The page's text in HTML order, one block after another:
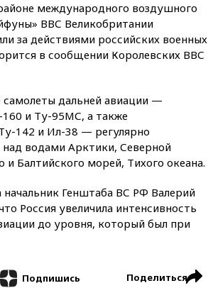
международного воздушного
ВВС Великобритании
за действиями российских военных
в сообщении Королевских ВВС
самолеты дальней авиации —
160 и Ту-95МС, а также
142 и Ил-38 — регулярно
водами Арктики, Северной
и Балтийского морей, Тихого океана.
начальник Генштаба ВС РФ Валерий
Россия увеличила интенсивность
до уровня, который был при
Подпишись Поделиться